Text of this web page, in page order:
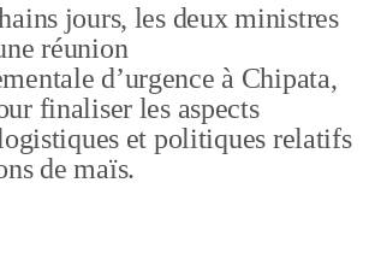
jours, les deux ministres
réunion
d’urgence à Chipata,
finaliser les aspects
et politiques relatifs
de maïs.